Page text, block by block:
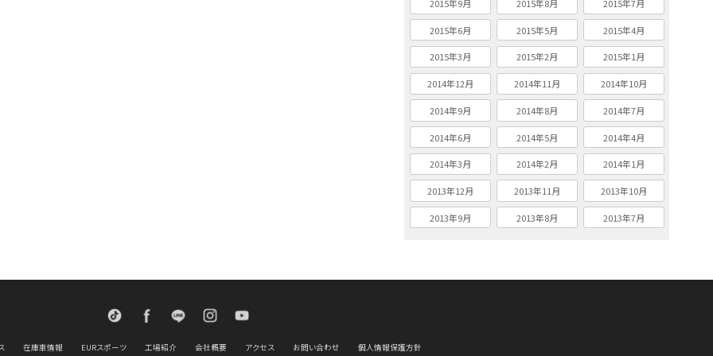
2015年9月 2015年8月 2015年7月
2015年6月 2015年5月 2015年4月
2015年3月 2015年2月 2015年1月
2014年12月 2014年11月 2014年10月
2014年9月 2014年8月 2014年7月
2014年6月 2014年5月 2014年4月
2014年3月 2014年2月 2014年1月
2013年12月 2013年11月 2013年10月
2013年9月 2013年8月 2013年7月
TikTok FacebookLINE
在庫車情報 EURスポーツ 工場紹介 会社概要 アクセス お問い合わせ 個人情報保護方針